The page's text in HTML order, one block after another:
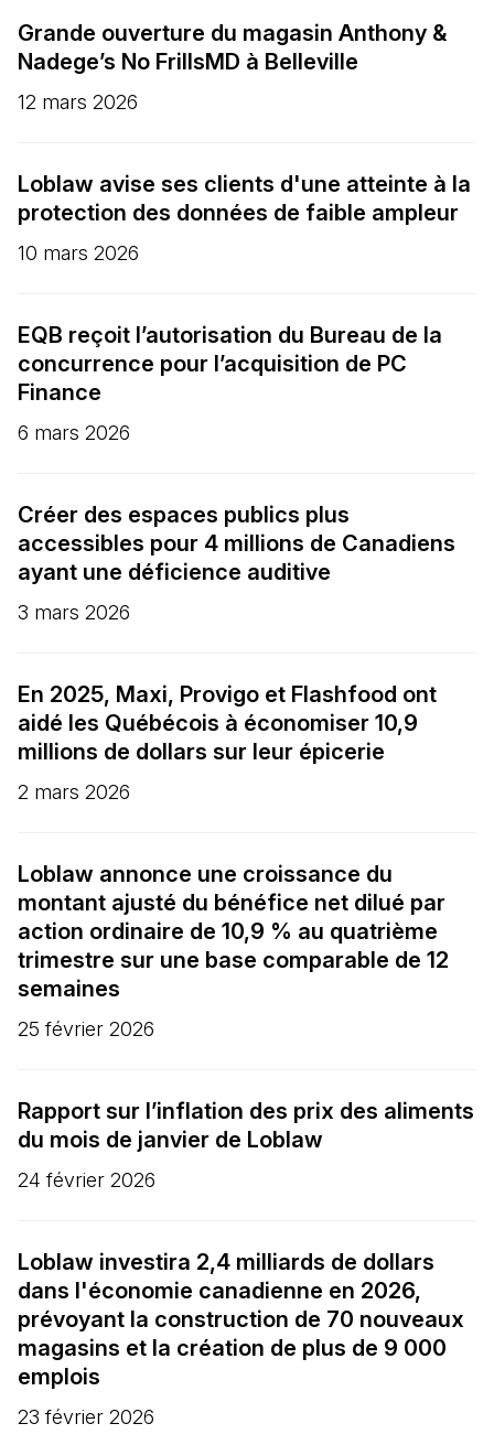
Grande ouverture du magasin Anthony &
Nadege’s No FrillsMD à Belleville
12 mars 2026
Loblaw avise ses clients d'une atteinte à la
protection des données de faible ampleur
10 mars 2026
EQB reçoit l’autorisation du Bureau de la
concurrence pour l’acquisition de PC
Finance
6 mars 2026
Créer des espaces publics plus
accessibles pour 4 millions de Canadiens
ayant une déficience auditive
3 mars 2026
En 2025, Maxi, Provigo et Flashfood ont
aidé les Québécois à économiser 10,9
millions de dollars sur leur épicerie
2 mars 2026
Loblaw annonce une croissance du
montant ajusté du bénéfice net dilué par
action ordinaire de 10,9 % au quatrième
trimestre sur une base comparable de 12
semaines
25 février 2026
Rapport sur l’inflation des prix des aliments
du mois de janvier de Loblaw
24 février 2026
Loblaw investira 2,4 milliards de dollars
dans l'économie canadienne en 2026,
prévoyant la construction de 70 nouveaux
magasins et la création de plus de 9 000
emplois
23 février 2026